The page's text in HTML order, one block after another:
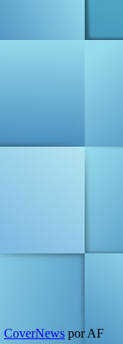
CoverNews por AF